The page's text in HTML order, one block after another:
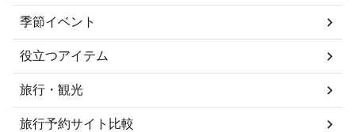
季節イベント
役立つアイテム
旅行・観光
旅行予約サイト比較